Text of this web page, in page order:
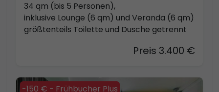
34 qm (bis 5 Personen),
inklusive Lounge (6 qm) und Veranda (6 qm)
größtenteils Toilette und Dusche getrennt
Preis 3.400 €
-150 € - Frühbucher Plus